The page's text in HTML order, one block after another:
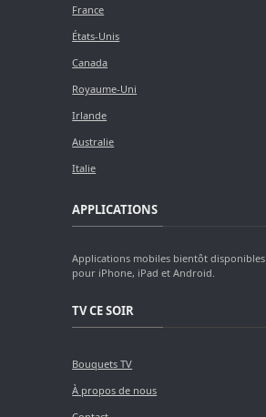
France
États-Unis
Canada
Royaume-Uni
Irlande
Australie
Italie
APPLICATIONS
Applications mobiles bientôt disponibles
pour iPhone, iPad et Android.
TV CE SOIR
Bouquets TV
À propos de nous